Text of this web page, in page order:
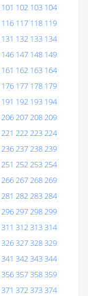
101 102 103 104
116 117 118 119
131 132 133 134
146 147 148 149
161 162 163 164
176 177 178 179
191 192 193 194
206207208209
221 222223224
236237238239
251 252253254
266267268269
281 282283284
296297298299
311 312313314
326327328329
341 342343344
356357358359
371 372373374